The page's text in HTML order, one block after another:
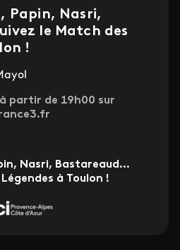
Papin, Nasri,
le Match des
!
partir de 19h00 sur
Nasri, Bastareaud…
à Toulon !